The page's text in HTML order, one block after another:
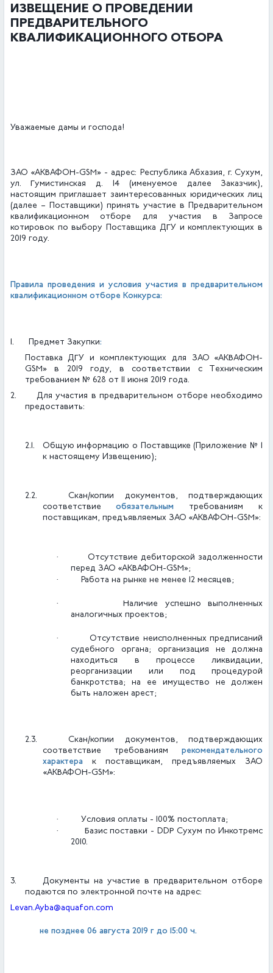
ИЗВЕЩЕНИЕ О ПРОВЕДЕНИИ
ПРЕДВАРИТЕЛЬНОГО
КВАЛИФИКАЦИОННОГО ОТБОРА
Уважаемые дамы и господа!
ЗАО «АКВАФОН-GSM» - адрес: Республика Абхазия, г. Сухум,
ул. Гумистинская д. 14 (именуемое далее Заказчик),
настоящим приглашает заинтересованных юридических лиц
(далее – Поставщики) принять участие в Предварительном
квалификационном отборе для участия в Запросе
котировок по выбору Поставщика ДГУ и комплектующих в
2019 году.
Правила проведения и условия участия в предварительном
квалификационном отборе Конкурса:
1. Предмет Закупки:
Поставка ДГУ и комплектующих для ЗАО «АКВАФОН-
GSM» в 2019 году, в соответствии с Техническим
требованием № 628 от 11 июня 2019 года.
2.
Для участия в предварительном отборе необходимо
предоставить:
2.1.
Общую информацию о Поставщике (Приложение № 1
к настоящему Извещению);
2.2.
Скан/копии документов, подтверждающих
соответствиеобязательным требованиям к
поставщикам, предъявляемых ЗАО «АКВАФОН-GSM»:
·
Отсутствие дебиторской задолженности
перед ЗАО «АКВАФОН-GSM»;
· Работа на рынке не менее 12 месяцев;
·
Наличие успешно выполненных
аналогичных проектов;
·
Отсутствие неисполненных предписаний
судебного органа; организация не должна
находиться в процессе ликвидации,
реорганизации или под процедурой
банкротства; на ее имущество не должен
быть наложен арест;
2.3.
Скан/копии документов, подтверждающих
соответствие требованиямрекомендательного
характерак поставщикам, предъявляемых ЗАО
«АКВАФОН-GSM»:
· Условия оплаты - 100% постоплата;
· Базис поставки - DDP Сухум по Инкотремс
2010.
3.
Документы на участие в предварительном отборе
подаются по электронной почте на адрес:
Levan.Ayba@aquafon.com
не позднее 06 августа 2019 г до 15:00 ч.